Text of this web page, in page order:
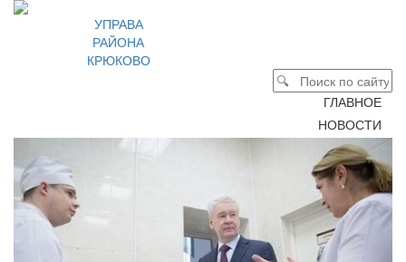
УПРАВА
РАЙОНА
КРЮКОВО
ГЛАВНОЕ
НОВОСТИ